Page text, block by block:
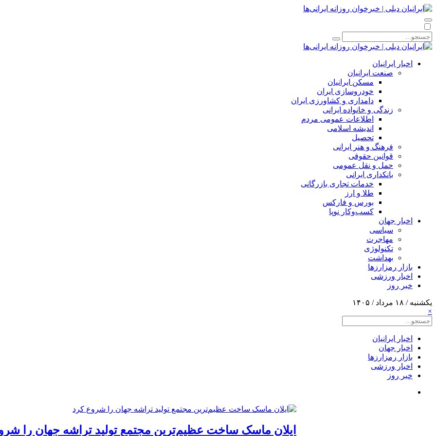
اخبار ایرانیان
صنعت ایرانیان
مسکن ایرانیان
خودروسازی ایران
دامداری و کشاورزی ایران
زندگی و خانواده ایرانی
اطلاعات عمومی مردم
اندیشه اسلامی
تحصیل
فرهنگ و هنر ایرانی
قوانین حقوقی
حمل و نقل عمومی
بانکداری ایرانی
خدمات تجاری بازرگانی
طلا و ارز
بورس و فارکس
کسب‌وکار نوپا
اخبار جهان
سیاسی
مهاجرت
تکنولوژی
بهداشت
بازار رمزارزها
اخبار ورزشی
خبر روز
یکشنبه / ۱۸ مرداد / ۱۴۰۵
×
اخبار ایرانیان
اخبار جهان
بازار رمزارزها
اخبار ورزشی
خبر روز
ایلان ماسک ساخت عظیم‌ترین مجتمع تولید تراشه جهان را